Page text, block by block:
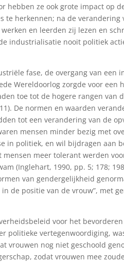
hebben ze ook grote impact op
te herkennen; na de
en leerden zij lezen en
industrialisatie nooit politiek
fase, de overgang van een
Wereldoorlog zorgde voor
toe tot de hogere rangen
De normen en waarden
tot een verandering van de
mensen minder bezig met
in politiek, en wil bijdragen aan
meer tolerant werden
(Inglehart, 1990, pp. 5; 178;
van gendergelijkheid
de positie van de vrouw”, met
voor het
politieke vertegenwoordiging,
vrouwen nog niet geschoold
zodat vrouwen mee